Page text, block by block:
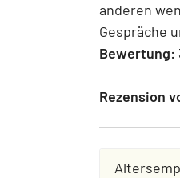
anderen
Gespräche
Bewertung:
Rezension